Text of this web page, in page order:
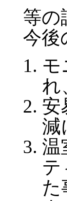
等の
今後
モ
れ
安
減
温
テ
た